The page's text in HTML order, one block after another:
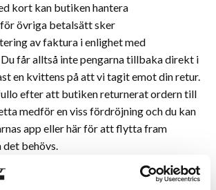
kort kan butiken hantera
övriga betalsätt sker
av faktura i enlighet med
får alltså inte pengarna tillbaka direkt i
en kvittens på att vi tagit emot din retur.
efter att butiken returnerat ordern till
medför en viss fördröjning och du kan
app eller här för att flytta fram
behövs.